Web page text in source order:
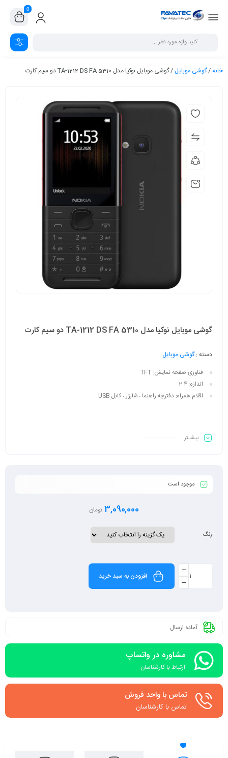
0
خانه/گوشی موبایل / گوشی موبایل نوکیا مدل 5310 TA-1212 DS FA دو سیم‌ کارت
گوشی موبایل نوکیا مدل 5310 TA-1212 DS FA دو سیم‌ کارت
دسته :گوشی موبایل
فناوری صفحه‌ نمایش: TFT
اندازه: 2.4
اقلام همراه: دفترچه‌ راهنما ، شارژر ، کابل USB
بیشـتر
موجود است
3,090,000 تومان
رنگ
افزودن به سبد خرید
آماده ارسال
مشاوره در واتساپ
ارتباط با کارشناسان
تماس با واحد فروش
تماس با کارشناسان